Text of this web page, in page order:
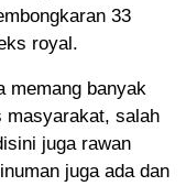
33
royal.
memang banyak
masyarakat, salah
juga rawan
juga ada dan